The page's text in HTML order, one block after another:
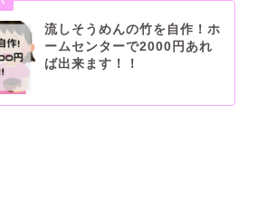
流しそうめんの竹を自作！ホ
ームセンターで2000円あれ
ば出来ます！！